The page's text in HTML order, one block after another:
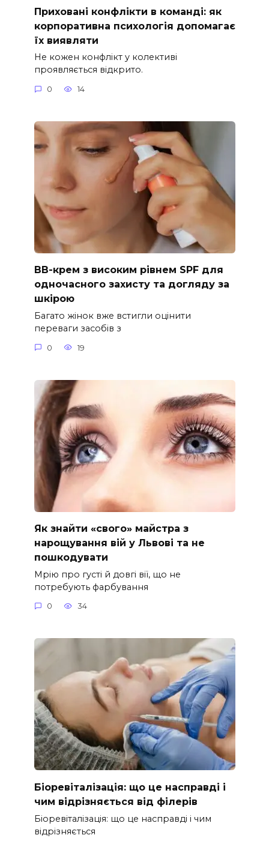
Приховані конфлікти в команді: як
корпоративна психологія допомагає
їх виявляти
Не кожен конфлікт у колективі
проявляється відкрито.
0 14
ВВ-крем з високим рівнем SPF для
одночасного захисту та догляду за
шкірою
Багато жінок вже встигли оцінити
переваги засобів з
0 19
Як знайти «свого» майстра з
нарощування вій у Львові та не
пошкодувати
Мрію про густі й довгі вії, що не
потребують фарбування
0 34
Біоревіталізація: що це насправді і
чим відрізняється від філерів
Біоревіталізація: що це насправді і чим
відрізняється